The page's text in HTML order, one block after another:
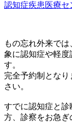
認知症疾患医療セ
もの忘れ外来で
象に認知症や軽度
す。
完全予約制とな
さい。
すでに認知症と診
方、診察をお急